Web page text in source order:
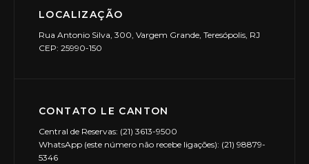
LOCALIZAÇÃO
Rua Antonio Silva, 300, Vargem Grande, Teresópolis, RJ
CEP: 25990-150
CONTATO LE CANTON
Central de Reservas: (21) 3613-9500
WhatsApp (este número não recebe ligações): (21) 98879-
5346